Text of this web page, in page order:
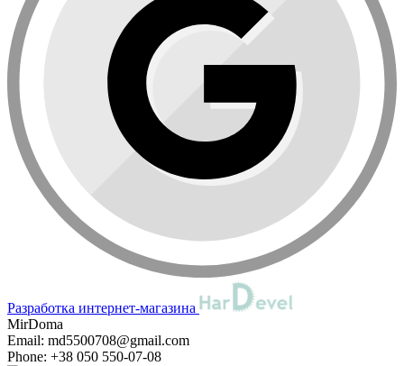
Разработка интернет-магазина
MirDoma
Email: md5500708@gmail.com
Phone: +38 050 550-07-08